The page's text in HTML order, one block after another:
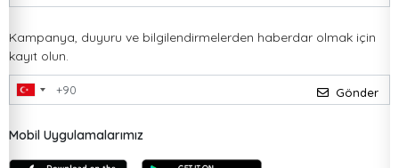
Kampanya, duyuru ve bilgilendirmelerden haberdar olmak için
kayıt olun.
Gönder
Mobil Uygulamalarımız